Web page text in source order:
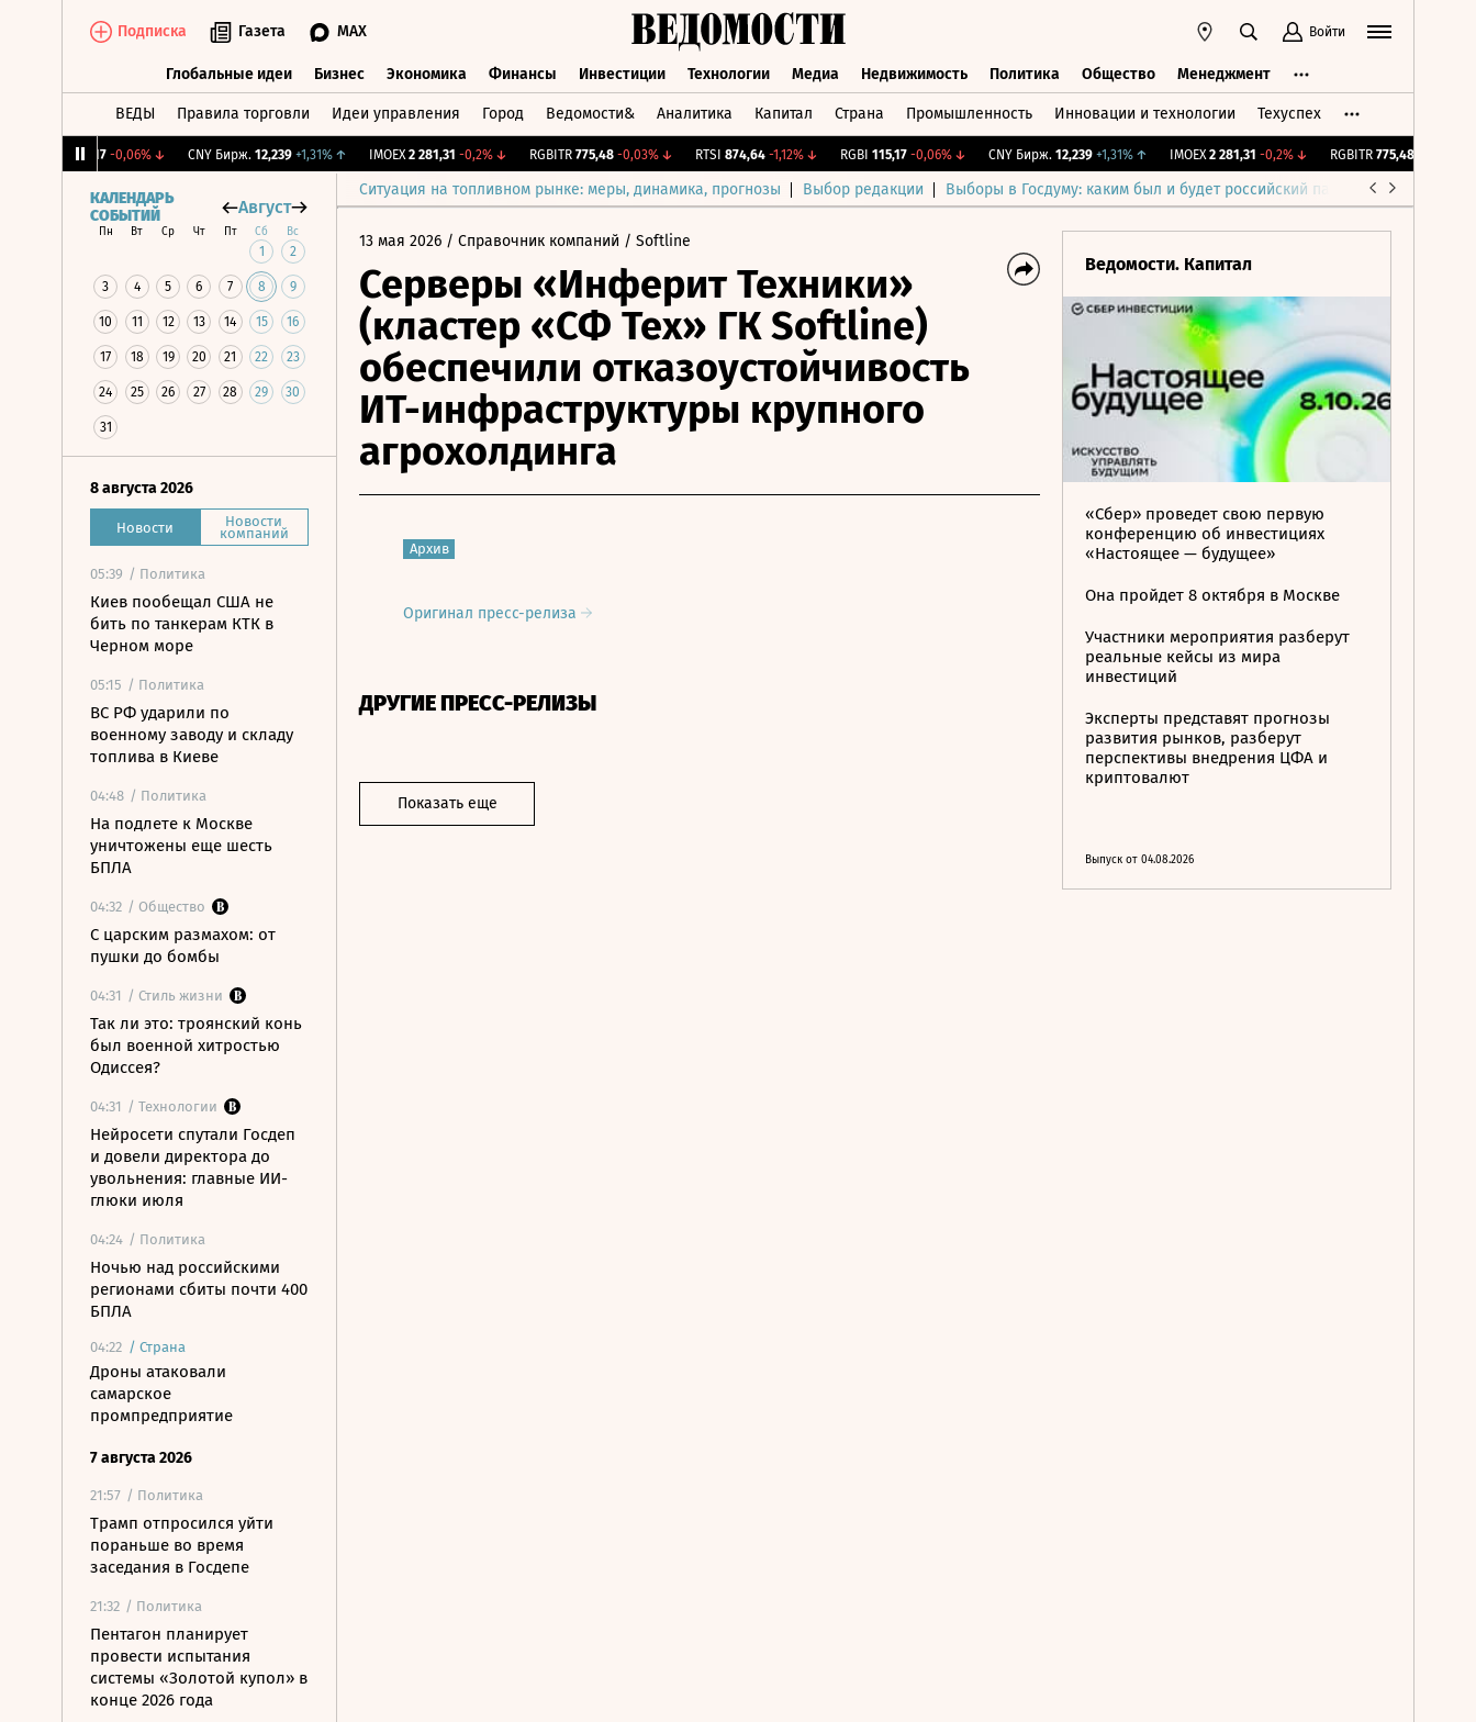
Подписка Газета MAX Войти
Глобальные идеи Бизнес Экономика Финансы Инвестиции Технологии Медиа Недвижимость Политика Общество Менеджмент
ВЕДЫ Правила торговли Идеи управления Город Ведомости& Аналитика Капитал Страна Промышленность Инновации и технологии Техуспех
-0,06%↓ CNY Бирж. 12,239 +1,31%↑ IMOEX 2 281,31 -0,2%↓ RGBITR 775,48 -0,03%↓ RTSI 874,64 -1,12%↓ RGBI 115,17 -0,06%↓ CNY Бирж. 12,239 +1,31%↑ IMOEX 2 281,31 -0,2%↓ RGBITR 775,48 -0,03%
Ситуация на топливном рынке: меры, динамика, прогнозы Выбор редакции Выборы в Госдуму: каким был и будет российский парламент
КАЛЕНДАРЬ
СОБЫТИЙ
Август
Пн Вт Ср Чт Пт Сб Вс
1 2
3 4 5 6 7 8 9
10 11 12 13 14 15 16
17 18 19 20 21 22 23
24 25 26 27 28 29 30
31
8 августа 2026
Новости Новости
компаний
05:39 / Политика
Киев пообещал США не
бить по танкерам КТК в
Черном море
05:15 / Политика
ВС РФ ударили по
военному заводу и складу
топлива в Киеве
04:48 / Политика
На подлете к Москве
уничтожены еще шесть
БПЛА
04:32 / Общество
С царским размахом: от
пушки до бомбы
04:31 / Стиль жизни
Так ли это: троянский конь
был военной хитростью
Одиссея?
04:31 / Технологии
Нейросети спутали Госдеп
и довели директора до
увольнения: главные ИИ-
глюки июля
04:24 / Политика
Ночью над российскими
регионами сбиты почти 400
БПЛА
04:22 / Страна
Дроны атаковали
самарское
промпредприятие
7 августа 2026
21:57 / Политика
Трамп отпросился уйти
пораньше во время
заседания в Госдепе
21:32 / Политика
Пентагон планирует
провести испытания
системы «Золотой купол» в
конце 2026 года
13 мая 2026 / Справочник компаний / Softline
Серверы «Инферит Техники»
(кластер «СФ Тех» ГК Softline)
обеспечили отказоустойчивость
ИТ-инфраструктуры крупного
агрохолдинга
Архив
Оригинал пресс-релиза
ДРУГИЕ ПРЕСС-РЕЛИЗЫ
Показать еще
Ведомости. Капитал
«Сбер» проведет свою первую
конференцию об инвестициях
«Настоящее — будущее»
Она пройдет 8 октября в Москве
Участники мероприятия разберут
реальные кейсы из мира
инвестиций
Эксперты представят прогнозы
развития рынков, разберут
перспективы внедрения ЦФА и
криптовалют
Выпуск от 04.08.2026